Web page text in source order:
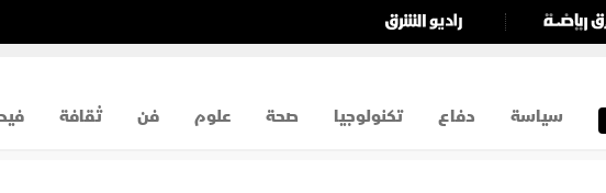
سياسة دفاع تكنولوجيا صحة علوم فن ثقافة